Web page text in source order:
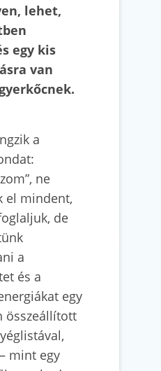
lehet,
egy kis
van
a
ne
el mindent,
de
a
és a
egy
összeállított
mint egy